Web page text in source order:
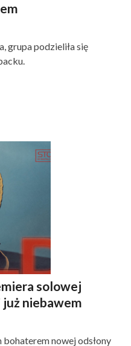
grupa podzieliła się
solowej
niebawem
bohaterem nowej odsłony